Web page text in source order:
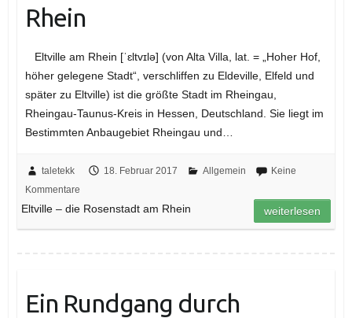
Rhein
Eltville am Rhein [ˈɛltvɪlə] (von Alta Villa, lat. = „Hoher Hof,
höher gelegene Stadt“, verschliffen zu Eldeville, Elfeld und
später zu Eltville) ist die größte Stadt im Rheingau,
Rheingau-Taunus-Kreis in Hessen, Deutschland. Sie liegt im
Bestimmten Anbaugebiet Rheingau und…
taletekk 18. Februar 2017 Allgemein
Keine
Kommentare
Eltville – die Rosenstadt am Rhein weiterlesen
Ein Rundgang durch